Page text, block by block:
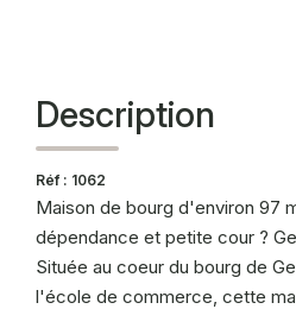
Description
Réf : 1062
Maison de bourg d'environ 97
dépendance et petite cour ?
Située au coeur du bourg de
l'école de commerce, cette